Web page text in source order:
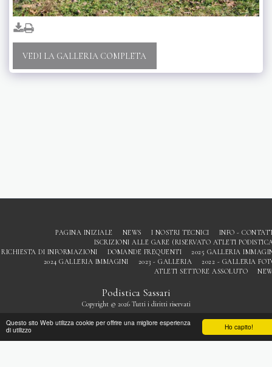
Ho capito!
Questo sito Web utilizza cookie per offrire una migliore esperienza
di utilizzo
VEDI LA GALLERIA COMPLETA
Podistica Sassari
Copyright © 2026 Tutti i diritti riservati
PAGINA INIZIALE NEWS I NOSTRI TECNICI
INFO -
ISCRIZIONI ALLE GARE (RISERVATO ATLETI
RICHIESTA DI INFORMAZIONI
DOMANDE FREQUENTI
2025 GALLERIA
2024 GALLERIA IMMAGINI
2023 - GALLERIA
2022 - GALLERIA
ATLETI SETTORE ASSOLUTO